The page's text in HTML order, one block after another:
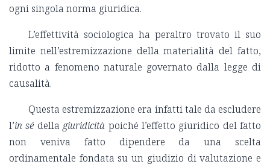
ogni singola norma giuridica.
L’effettività sociologica ha peraltro trovato il suo
limite nell’estremizzazione della materialità del fatto,
ridotto a fenomeno naturale governato dalla legge di
causalità.
Questa estremizzazione era infatti tale da escludere
l’in sédellagiuridicità poiché l’effetto giuridico del fatto
non veniva fatto dipendere da una scelta
ordinamentale fondata su un giudizio di valutazione e